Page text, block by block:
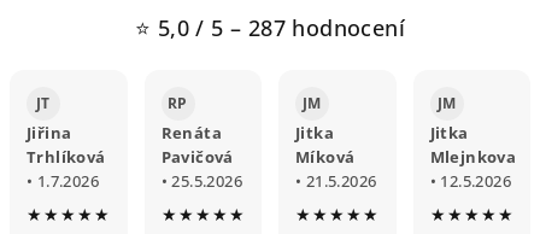
⭐ 5,0 / 5 – 287 hodnocení
JT
Jiřina
Trhlíková
• 1.7.2026
★★★★★
RP
Renáta
Pavičová
• 25.5.2026
★★★★★
JM
Jitka
Míková
• 21.5.2026
★★★★★
JM
Jitka
Mlejnkova
• 12.5.2026
★★★★★